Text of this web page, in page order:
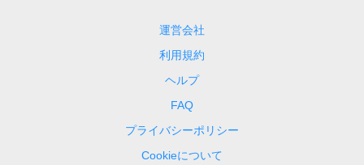
運営会社
利用規約
ヘルプ
FAQ
プライバシーポリシー
Cookieについて